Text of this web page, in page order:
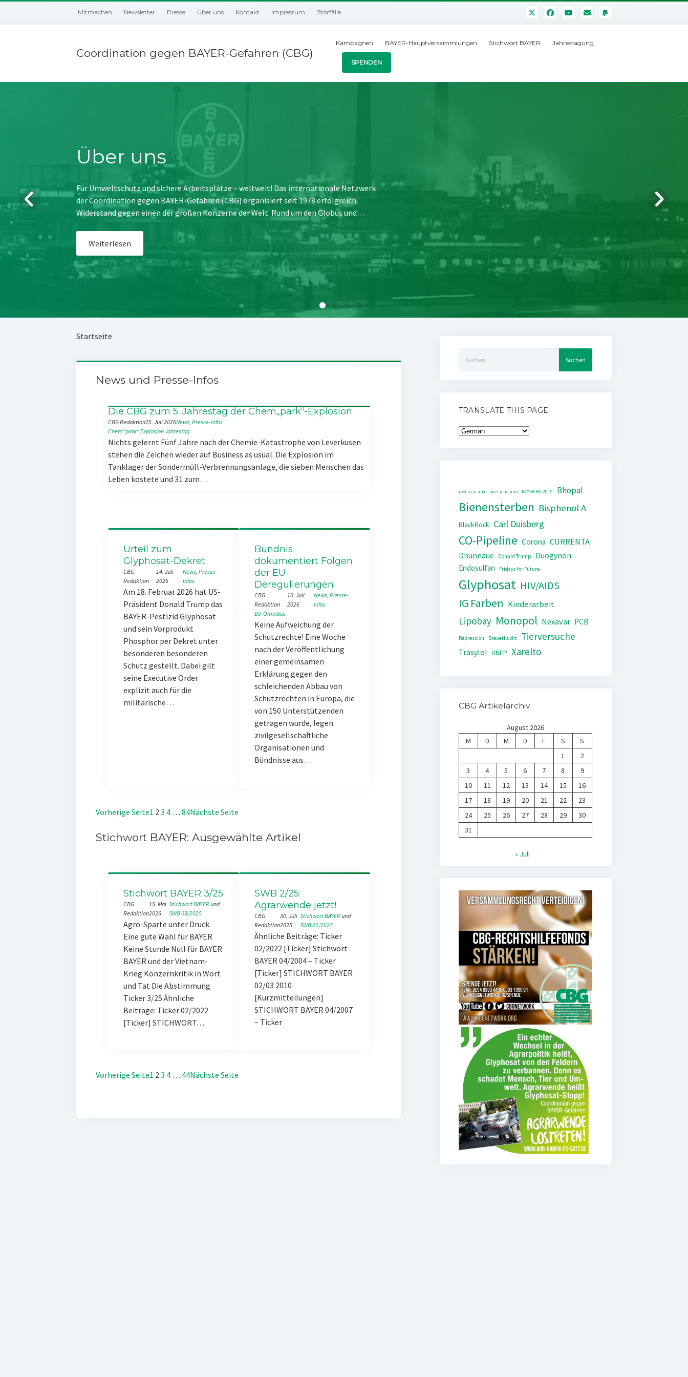
Mitmachen Newsletter Presse Über uns Kontakt Impressum Störfälle
Coordination gegen BAYER-Gefahren (CBG)
Kampagnen BAYER-Hauptversammlungen Stichwort BAYER Jahrestagung
SPENDEN
Über uns
Für Umweltschutz und sichere Arbeitsplätze – weltweit! Das internationale Netzwerk
der Coordination gegen BAYER-Gefahren (CBG) organisiert seit 1978 erfolgreich
Widerstand gegen einen der großen Konzerne der Welt. Rund um den Globus und…
Weiterlesen
Startseite
News und Presse-Infos
Die CBG zum 5. Jahrestag der Chem„park“-Explosion
CBG Redaktion25. Juli 2026News, Presse-Infos
Chem“park“ExplosionJahrestag
Nichts gelernt Fünf Jahre nach der Chemie-Katastrophe von Leverkusen
stehen die Zeichen wieder auf Business as usual. Die Explosion im
Tanklager der Sondermüll-Verbrennungsanlage, die sieben Menschen das
Leben kostete und 31 zum…
Urteil zum
Glyphosat-Dekret
CBG
Redaktion
14. Juli
2026
News, Presse-
Infos
Am 18. Februar 2026 hat US-
Präsident Donald Trump das
BAYER-Pestizid Glyphosat
und sein Vorprodukt
Phosphor per Dekret unter
besonderen besonderen
Schutz gestellt. Dabei gilt
seine Executive Order
explizit auch für die
militärische…
Bündnis
dokumentiert Folgen
der EU-
Deregulierungen
CBG
Redaktion
10. Juli
2026
News, Presse-
Infos
EU-Omnibus
Keine Aufweichung der
Schutzrechte! Eine Woche
nach der Veröffentlichung
einer gemeinsamen
Erklärung gegen den
schleichenden Abbau von
Schutzrechten in Europa, die
von 150 Unterstützenden
getragen wurde, legen
zivilgesellschaftliche
Organisationen und
Bündnisse aus…
Vorherige Seite1 23 4 … 84Nächste Seite
Stichwort BAYER: Ausgewählte Artikel
Stichwort BAYER 3/25
CBG
Redaktion
15. Mai
2026
Stichwort BAYER
und
SWB 03/2025
Agro-Sparte unter Druck
Eine gute Wahl für BAYER
Keine Stunde Null für BAYER
BAYER und der Vietnam-
Krieg Konzernkritik in Wort
und Tat Die Abstimmung
Ticker 3/25 Ähnliche
Beiträge: Ticker 02/2022
[Ticker] STICHWORT…
SWB 2/25:
Agrarwende jetzt!
CBG
Redaktion
30. Juli
2025
Stichwort BAYER
und
SWB 02/2025
Ähnliche Beiträge: Ticker
02/2022 [Ticker] Stichwort
BAYER 04/2004 – Ticker
[Ticker] STICHWORT BAYER
02/03 2010
[Kurzmitteilungen]
STICHWORT BAYER 04/2007
– Ticker
Vorherige Seite1 2 3 4 … 44Nächste Seite
nach:
TRANSLATE THIS PAGE:
BAYER HV 2011 BAYER HV 2018 BAYER HV 2019 Bhopal
Bienensterben Bisphenol A
BlackRock Carl Duisberg
CO-Pipeline Corona CURRENTA
Dhünnaue Donald Trump
Duogynon
Endosulfan
Fridays for Future
Glyphosat HIV/AIDS
IG Farben Kinderarbeit
Lipobay Monopol Nexavar PCB
Repression Steuerflucht Tierversuche
Trasylol UNEP Xarelto
CBG Artikelarchiv
August 2026
M
D M D F S
S
1
2
3
4 5 6 7 8
9
10
11 12 13 14 15
16
17
18 19 20 21 22
23
24
25 26 27 28 29
30
31
« Juli